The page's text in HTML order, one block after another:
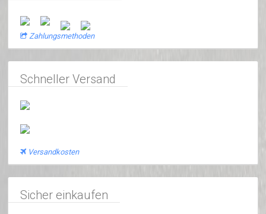
Zahlungsmethoden
Schneller Versand
Versandkosten
Sicher einkaufen